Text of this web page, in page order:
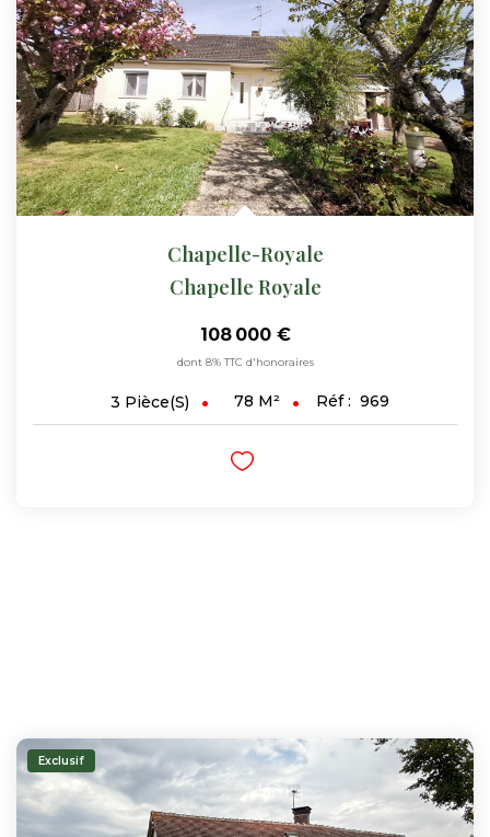
CONTACT
FNAIM
Chapelle-Royale
Chapelle Royale
108 000 €
dont 8% TTC d'honoraires
3 Pièce(s) 78 M² Réf : 969
Exclusif